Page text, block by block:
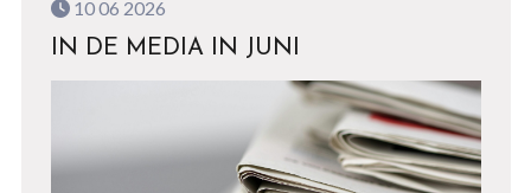
10 06 2026
IN DE MEDIA IN JUNI